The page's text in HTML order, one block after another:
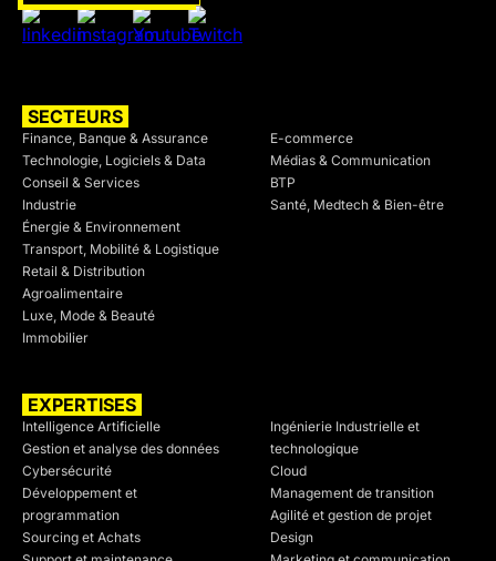
SECTEURS
Finance, Banque & Assurance
Technologie, Logiciels & Data
Conseil & Services
Industrie
Énergie & Environnement
Transport, Mobilité & Logistique
Retail & Distribution
Agroalimentaire
Luxe, Mode & Beauté
Immobilier
E-commerce
Médias & Communication
BTP
Santé, Medtech & Bien-être
EXPERTISES
Intelligence Artificielle
Gestion et analyse des données
Cybersécurité
Développement et
programmation
Sourcing et Achats
Ingénierie Industrielle et
technologique
Cloud
Management de transition
Agilité et gestion de projet
Design